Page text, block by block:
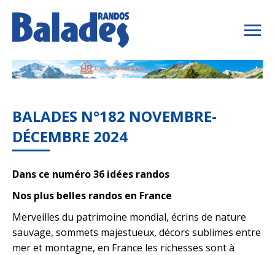
BALADES N°182 NOVEMBRE-
DÉCEMBRE 2024
Dans ce numéro 36 idées randos
Nos plus belles randos en France
Merveilles du patrimoine mondial, écrins de nature
sauvage, sommets majestueux, décors sublimes entre
mer et montagne, en France les richesses sont à